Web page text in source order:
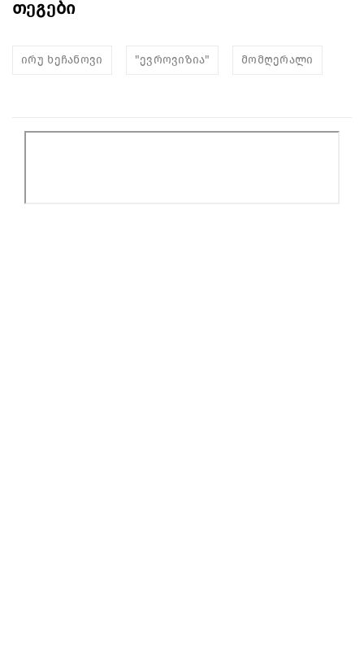
თეგები
ირუ ხეჩანოვი "ევროვიზია" მომღერალი